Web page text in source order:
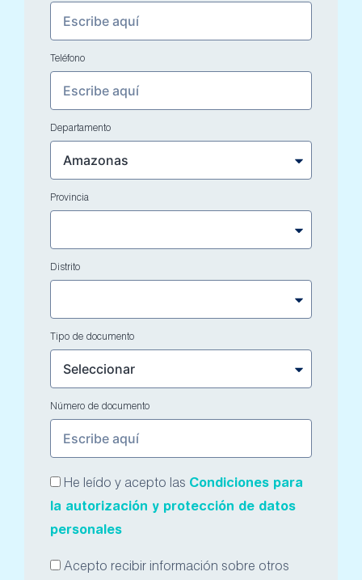
Teléfono
Departamento
Provincia
Distrito
Tipo de documento
Número de documento
He leído y acepto las Condiciones para
la autorización y protección de datos
personales
Acepto recibir información sobre otros